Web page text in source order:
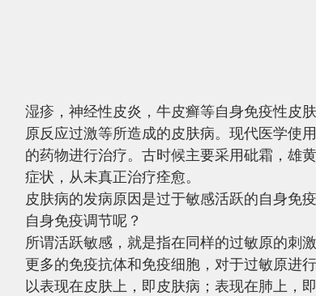
湿疹，神经性皮炎，牛皮癣等自身免疫性皮
原反应过激等所造成的皮肤病。现代医学使
的药物进行治疗。古时候主要采用砒霜，雄
症状，从未真正治疗痊愈。
皮肤病的发病原因是过于敏感活跃的自身免
自身免疫调节呢？
所谓活跃敏感，就是指在同样的过敏原的刺
更多的免疫抗体和免疫细胞，对于过敏原进
以表现在皮肤上，即皮肤病；表现在肺上，